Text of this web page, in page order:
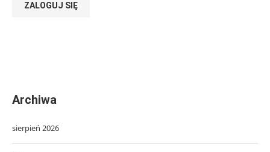
ZALOGUJ SIĘ
Archiwa
sierpień 2026